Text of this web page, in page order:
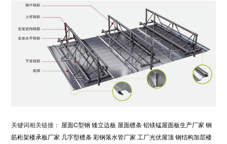
关键词相关链接： 屋面C型钢 矮立边板 屋面檩条 铝镁锰屋面板生产厂家 钢
筋桁架楼承板厂家 几字型檩条 彩钢落水管厂家 工厂光伏屋顶 钢结构加层楼